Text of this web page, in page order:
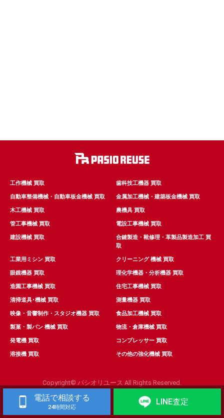
電話で相談する
24時間対応
LINE査定
工作機械 買取 歯科技工機器 買取
自動車整備機械・自動車板金機械 買取 金属加工機械・建築板金機械 買取
木工機械 買取 農機具 買取
管工事機械 買取 電設工事機械 買取
建設機械 買取
合鍵製造・靴修理・革製品製造加工 買
取
工業用ミシン 買取 クリーニング 機械 買取
眼鏡機器 買取 理化学機器・分析機器 買取
造園工事機械 買取 住宅工事機械 買取
清掃道具･機械 買取 測量機器 買取
映像・音響制作・スタジオ機器 買取 食品加工機械 買取
製菓・製パン 機械 買取 物流・倉庫機械 買取
発電機 買取 コンプレッサー 買取
溶接機 買取 その他の強化機械 買取
Copyright© パシオリユース All Rights Reserved.